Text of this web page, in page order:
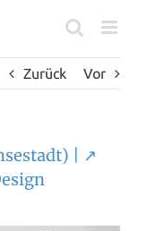
Zurück
Vor
| ↗️